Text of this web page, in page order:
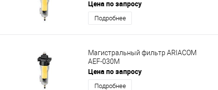
Цена по запросу
Подробнее
Магистральный фильтр ARIACOM
AEF-030M
Цена по запросу
Подробнее